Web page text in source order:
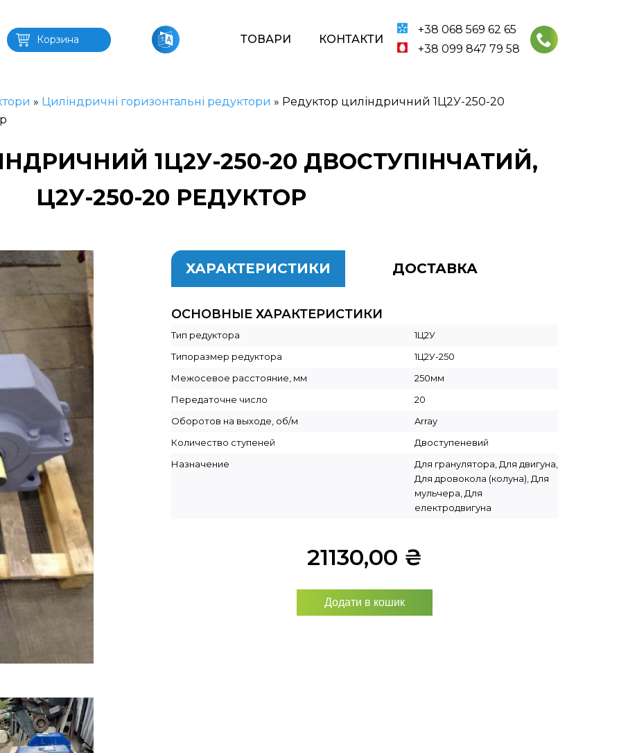
Корзина ТОВАРИ КОНТАКТИ
+38 068 569 62 65
+38 099 847 79 58
» Циліндричні горизонтальні редуктори » Редуктор циліндричний 1Ц2У-250-20
1Ц2У-250-20 ДВОСТУПІНЧАТИЙ,
Ц2У-250-20 РЕДУКТОР
ХАРАКТЕРИСТИКИ ДОСТАВКА
ОСНОВНЫЕ ХАРАКТЕРИСТИКИ
Тип редуктора
1Ц2У
Типоразмер редуктора
1Ц2У-250
Межосевое расстояние, мм
250мм
Передаточне число
20
Оборотов на выходе, об/м
Array
Количество ступеней
Двоступеневий
Назначение
Для гранулятора, Для двигуна,
Для дровокола (колуна), Для
мульчера, Для
електродвигуна
21130,00 ₴
Додати в кошик